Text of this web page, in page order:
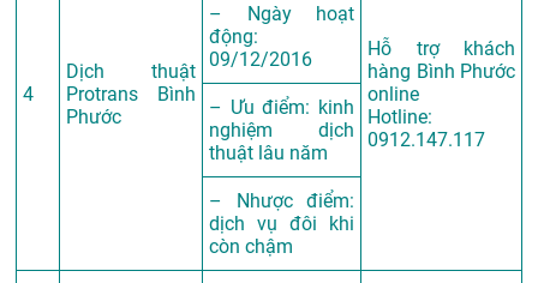
4
Dịch thuật
Protrans Bình
Phước
Hỗ trợ khách
hàng Bình Phước
online
Hotline:
0912.147.117
– Ngày hoạt
động:
09/12/2016
– Ưu điểm: kinh
nghiệm dịch
thuật lâu năm
– Nhược điểm:
dịch vụ đôi khi
còn chậm